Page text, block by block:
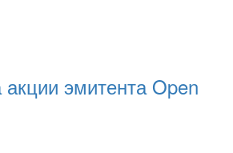
эмитента Open